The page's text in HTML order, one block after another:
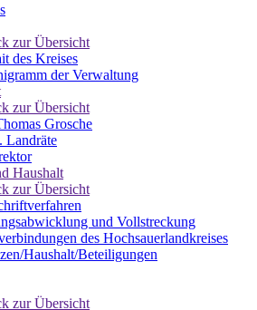
zur Übersicht
des Kreises
der Verwaltung
zur Übersicht
Grosche
Landräte
Haushalt
zur Übersicht
und Vollstreckung
des Hochsauerlandkreises
Haushalt/Beteiligungen
zur Übersicht